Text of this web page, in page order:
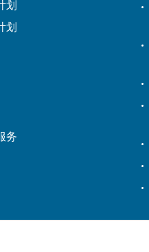
划
划
务